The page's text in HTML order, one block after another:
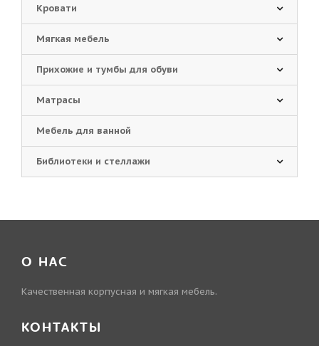
Кровати
Мягкая мебель
Прихожие и тумбы для обуви
Матрасы
Мебель для ванной
Библиотеки и стеллажи
О НАС
Качественная корпусная и мягкая мебель.
КОНТАКТЫ